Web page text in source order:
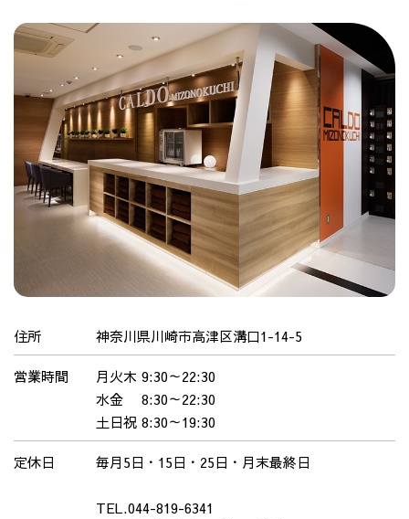
住所 神奈川県川崎市高津区溝口1-14-5
営業時間
月火木 9:30～22:30
水金 8:30～22:30
土日祝 8:30～19:30
定休日 毎月5日・15日・25日・月末最終日
TEL.044-819-6341